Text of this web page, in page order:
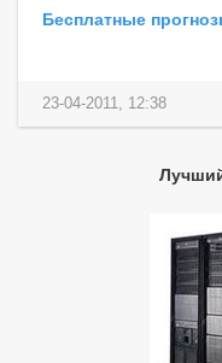
Бесплатные
23-04-2011, 12:38